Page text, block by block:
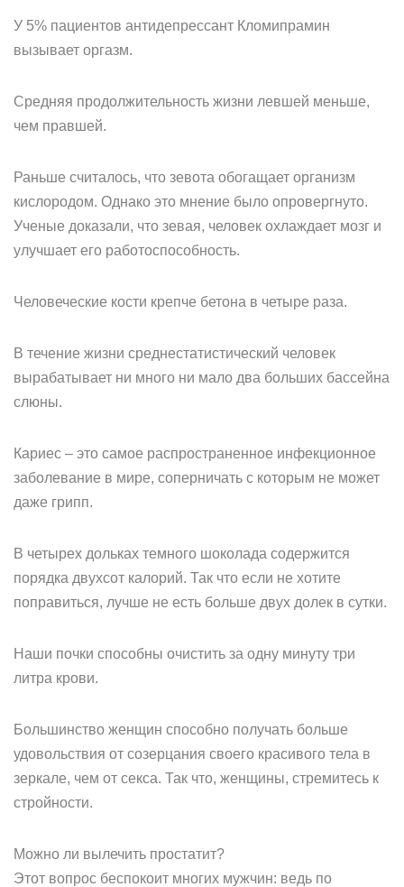
У 5% пациентов антидепрессант Кломипрамин
вызывает оргазм.
Средняя продолжительность жизни левшей меньше,
чем правшей.
Раньше считалось, что зевота обогащает организм
кислородом. Однако это мнение было опровергнуто.
Ученые доказали, что зевая, человек охлаждает мозг и
улучшает его работоспособность.
Человеческие кости крепче бетона в четыре раза.
В течение жизни среднестатистический человек
вырабатывает ни много ни мало два больших бассейна
слюны.
Кариес – это самое распространенное инфекционное
заболевание в мире, соперничать с которым не может
даже грипп.
В четырех дольках темного шоколада содержится
порядка двухсот калорий. Так что если не хотите
поправиться, лучше не есть больше двух долек в сутки.
Наши почки способны очистить за одну минуту три
литра крови.
Большинство женщин способно получать больше
удовольствия от созерцания своего красивого тела в
зеркале, чем от секса. Так что, женщины, стремитесь к
стройности.
Можно ли вылечить простатит?
Этот вопрос беспокоит многих мужчин: ведь по